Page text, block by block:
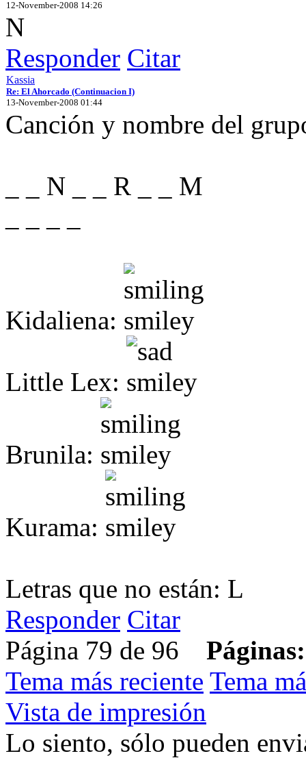
12-November-2008 14:26
N
Responder Citar
Kassia
Re: El Ahorcado (Continuacion I)
13-November-2008 01:44
Canción y nombre del
_ _ N _ _ R _ _ M
Kidaliena:
Little Lex:
Brunila:
Kurama:
Letras que no están: L
Responder Citar
Página 79 de 96 Páginas:
Tema más reciente Tema
Vista de impresión
Lo siento, sólo pueden